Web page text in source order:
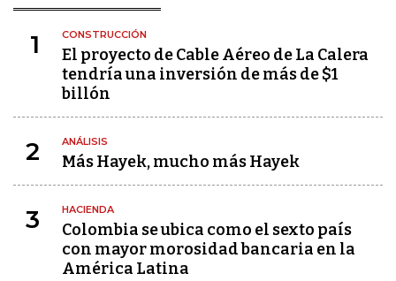
1 CONSTRUCCIÓN
El proyecto de Cable Aéreo de La Calera
tendría una inversión de más de $1
billón
2 ANÁLISIS
Más Hayek, mucho más Hayek
3 HACIENDA
Colombia se ubica como el sexto país
con mayor morosidad bancaria en la
América Latina